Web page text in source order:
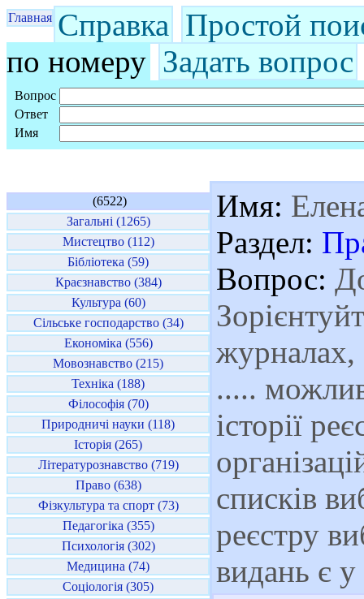
Главная Справка Простой
по номеру Задать вопрос
Вопрос
Ответ
Имя
(6522)
Загальні (1265)
Мистецтво (112)
Бібліотека (59)
Краєзнавство (384)
Культура (60)
Сільське господарство (34)
Економіка (556)
Мовознавство (215)
Техніка (188)
Філософія (70)
Природничі науки (118)
Історія (265)
Літературознавство (719)
Право (638)
Фізкультура та спорт (73)
Педагогіка (355)
Психологія (302)
Медицина (74)
Соціологія (305)
Имя:
Раздел:
Вопрос:
журналах,
.....
історії
списків
реєстру
видань є у